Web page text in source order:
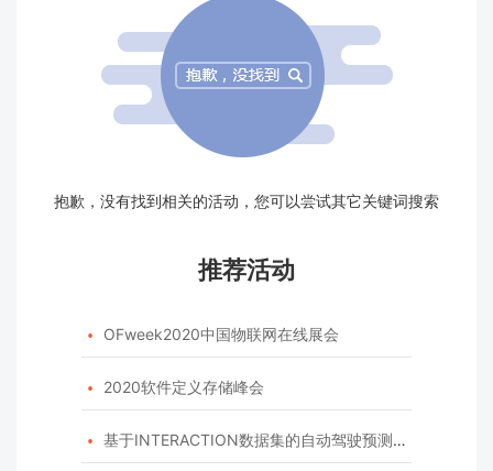
抱歉，没有找到相关的活动，您可以尝试其它关键词搜索
推荐活动
 OFweek2020中国物联网在线展会
 2020软件定义存储峰会
 基于INTERACTION数据集的自动驾驶预测模型挑战赛